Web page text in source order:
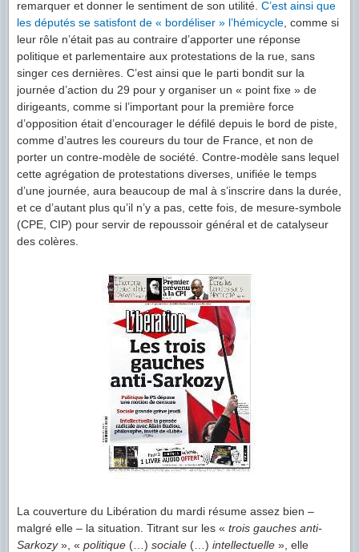
remarquer et donner le sentiment de son utilité. C’est ainsi que
les députés se satisfont de « bordéliser » l’hémicycle , comme si
leur rôle n’était pas au contraire d’apporter une réponse
politique et parlementaire aux protestations de la rue, sans
singer ces dernières. C’est ainsi que le parti bondit sur la
journée d’action du 29 pour y organiser un « point fixe » de
dirigeants, comme si l’important pour la première force
d’opposition était d’encourager le défilé depuis le bord de piste,
comme d’autres les coureurs du tour de France, et non de
porter un contre-modèle de société. Contre-modèle sans lequel
cette agrégation de protestations diverses, unifiée le temps
d’une journée, aura beaucoup de mal à s’inscrire dans la durée,
et ce d’autant plus qu’il n’y a pas, cette fois, de mesure-symbole
(CPE, CIP) pour servir de repoussoir général et de catalyseur
des colères.
La couverture du Libération du mardi résume assez bien –
malgré elle – la situation. Titrant sur les « trois gauches anti-
Sarkozy», « politique (…) sociale (…) intellectuelle », elle